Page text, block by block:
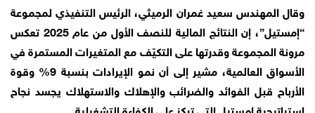
وقال المهندس سعيد غمران الرميثي، الرئيس التنفيذي لمجموعة
“إمستيل”، إن النتائج المالية للنصف الأول من عام 2025 تعكس
مرونة المجموعة وقدرتها على التكيّف مع المتغيرات المستمرة في
الأسواق العالمية، مشير إلى أن نمو الإيرادات بنسبة 9% وقوة
الأرباح قبل الفوائد والضرائب والإهلاك والاستهلاك يجسد نجاح
إستراتيجية إمستيل التي تركز على الكفاءة التشغيلية.